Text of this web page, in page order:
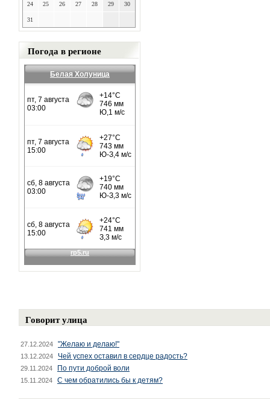
24 25 26 27 28 29 30
31
Погода в регионе
Белая Холуница
Говорит улица
27.12.2024 "Желаю и делаю!"
13.12.2024 Чей успех оставил в сердце радость?
29.11.2024 По пути доброй воли
15.11.2024 С чем обратились бы к детям?